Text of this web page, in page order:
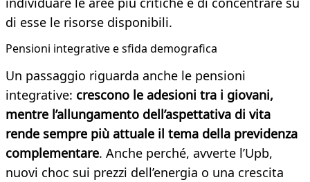
di esse le risorse disponibili.
Pensioni integrative e sfida demografica
Un passaggio riguarda anche le pensioni
integrative: crescono le adesioni tra i giovani,
mentre l’allungamento dell’aspettativa di vita
rende sempre più attuale il tema della previdenza
complementare. Anche perché, avverte l’Upb,
nuovi choc sui prezzi dell’energia o una crescita